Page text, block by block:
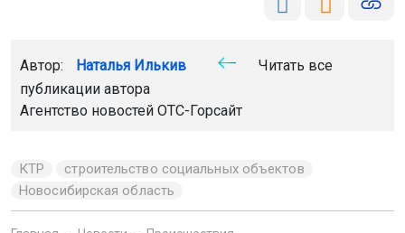
Жители Новосибирска заявили
в полицию на соседа-дебошира
мужчина ведёт себя агрессивно, пугает детей,
нарушает общественный порядок и правила дорожного
движения.